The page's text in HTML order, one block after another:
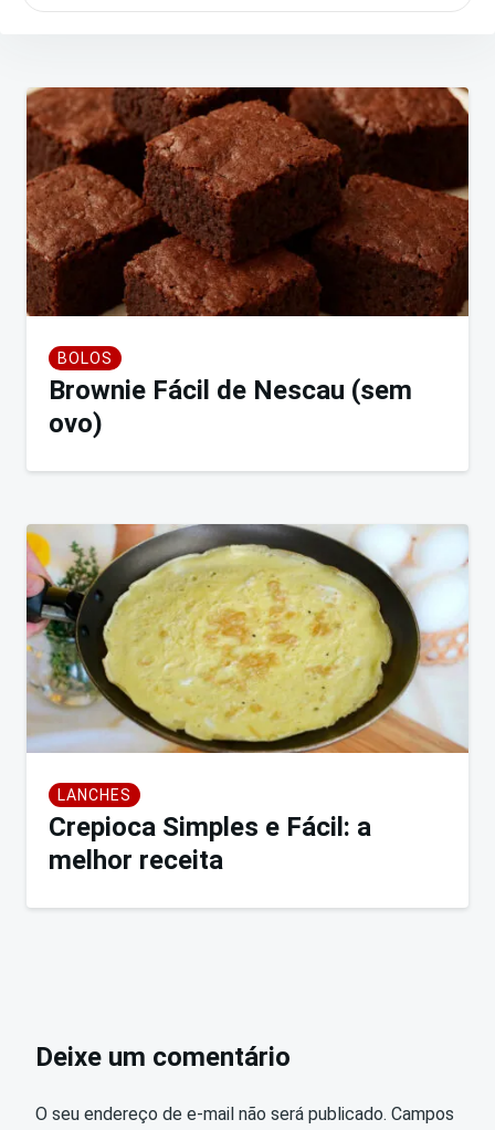
Navegação
de
Post
BOLOS
Brownie Fácil de Nescau (sem
ovo)
LANCHES
Crepioca Simples e Fácil: a
melhor receita
Deixe um comentário
O seu endereço de e-mail não será publicado. Campos